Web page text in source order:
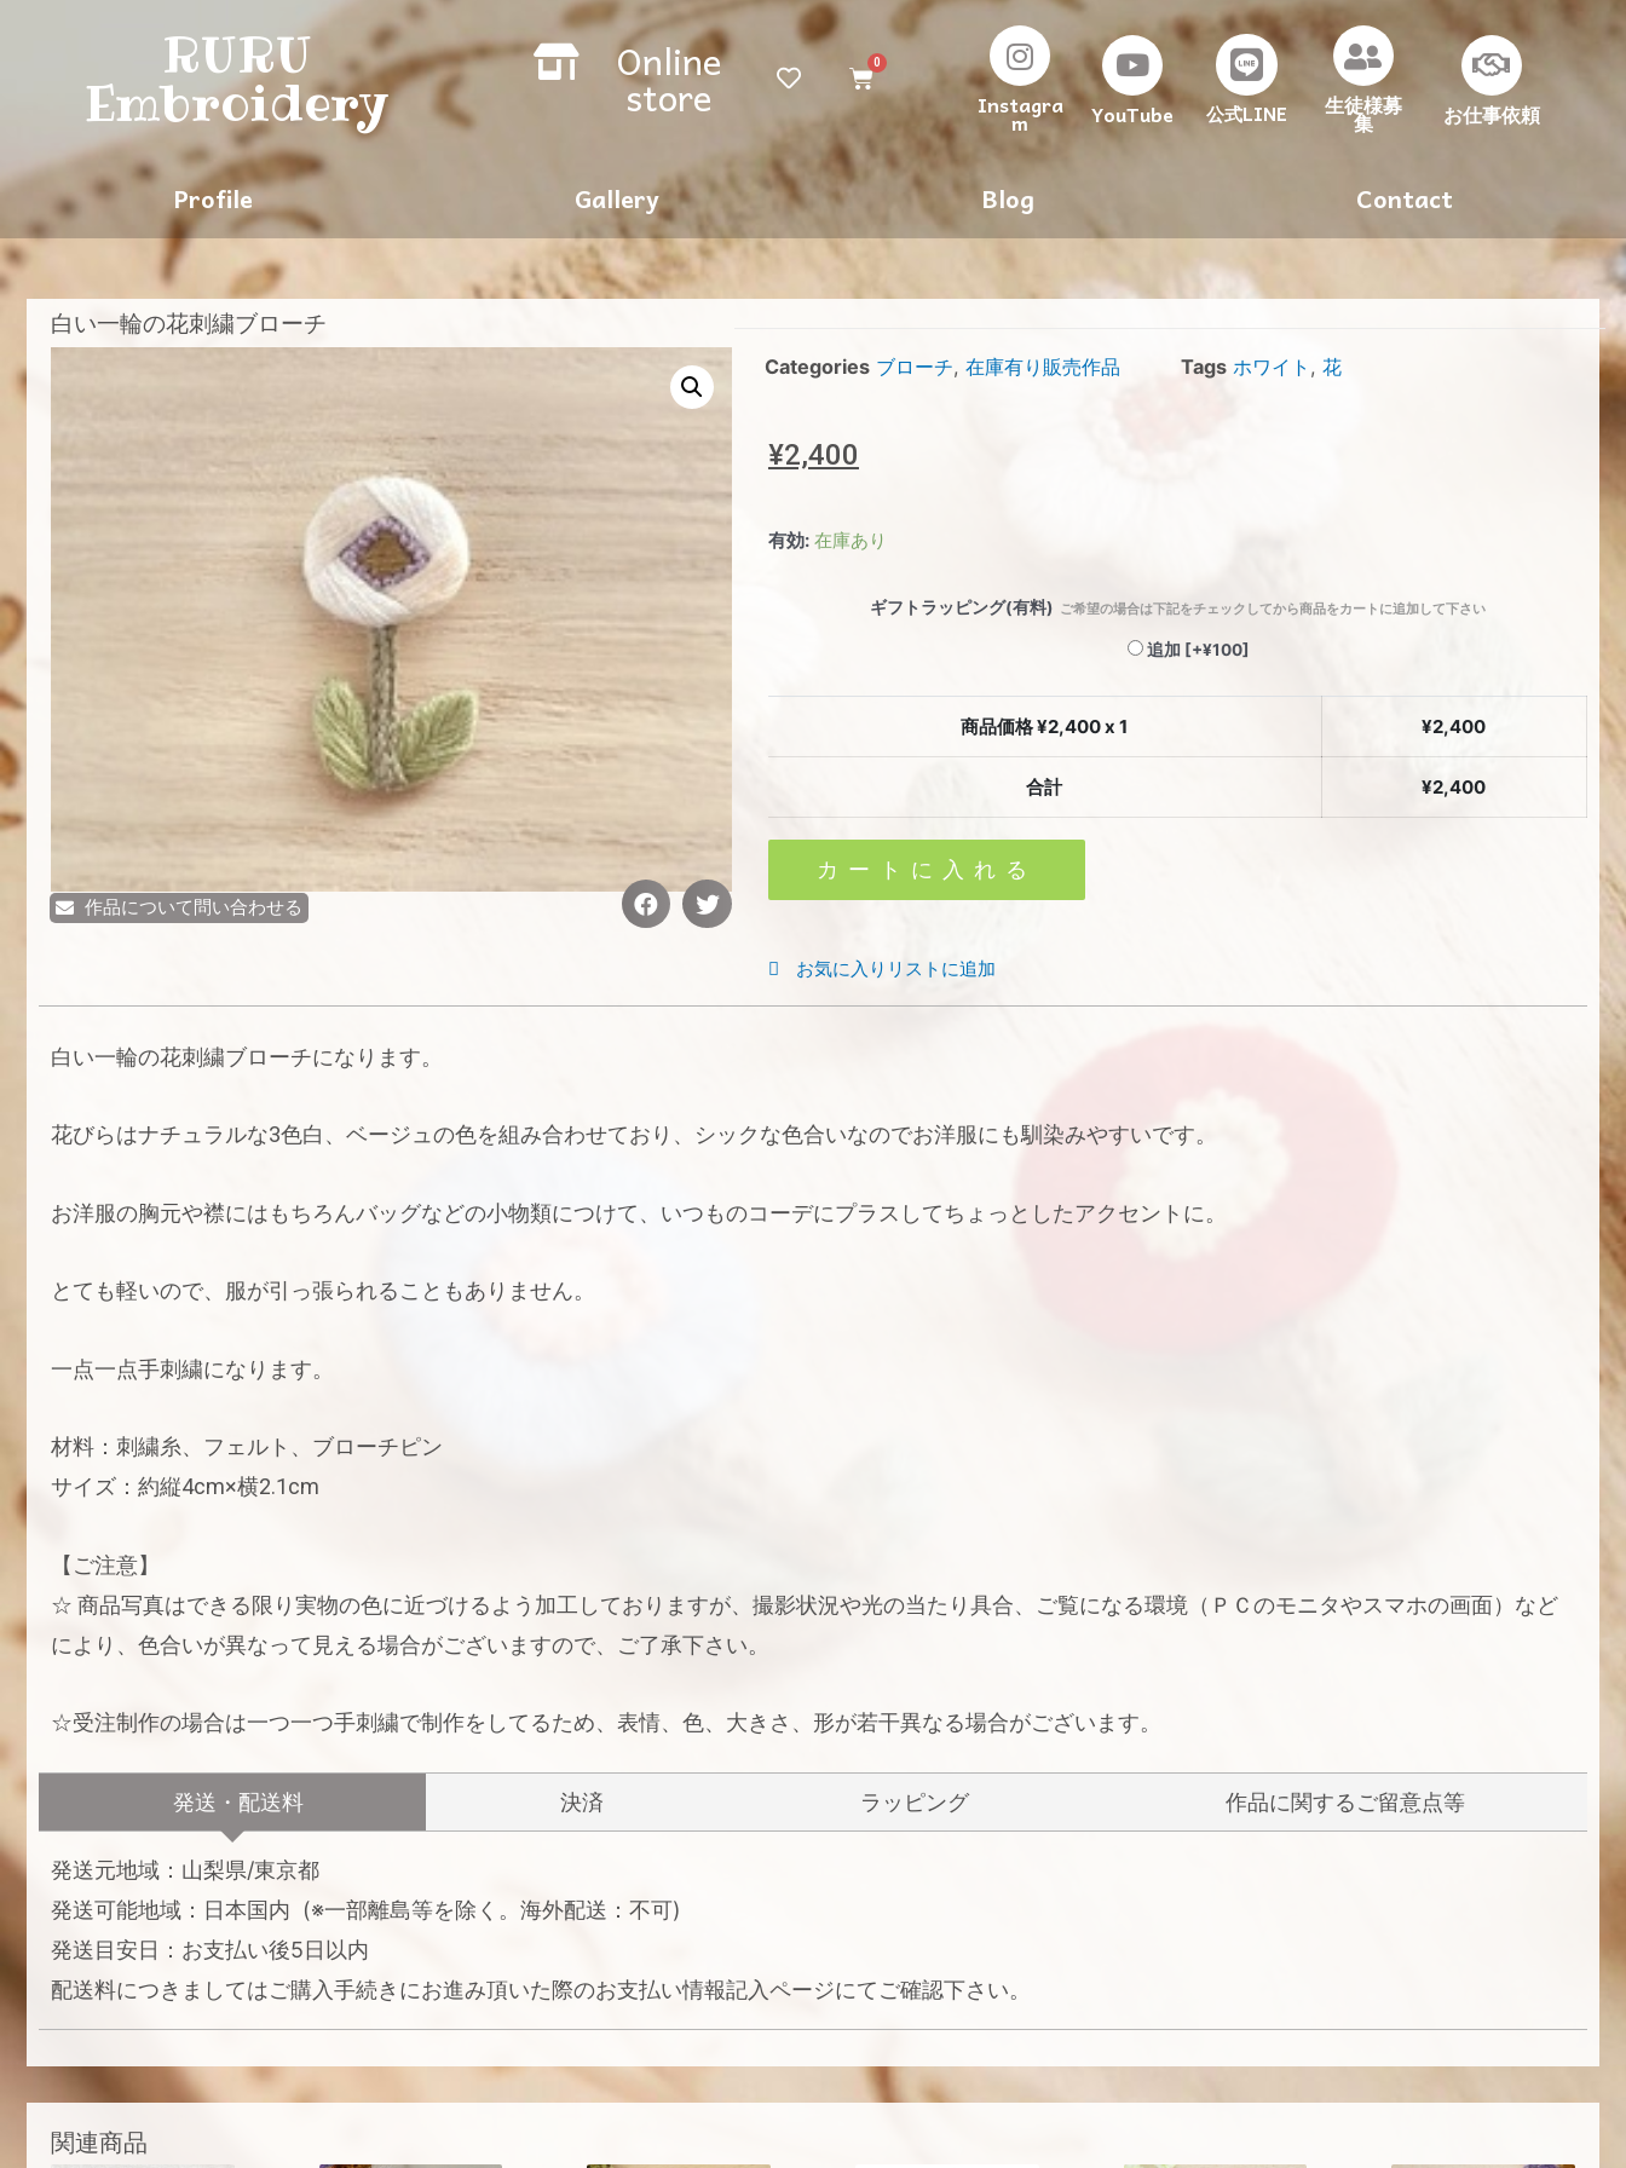
RURU
Embroidery
Online
store Instagra
m YouTube 公式LINE 生徒様募
集 お仕事依頼
Profile Gallery Blog Contact
白い一輪の花刺繍ブローチ
作品について問い合わせる
Categories ブローチ, 在庫有り販売作品 Tags ホワイト , 花
¥2,400
有効: 在庫あり
ギフトラッピング(有料) ご希望の場合は下記をチェックしてから商品をカートに追加して下さい
追加 [+¥100]
商品価格 ¥2,400x 1 ¥2,400
合計 ¥2,400
カートに入れる
お気に入りリストに追加
白い一輪の花刺繍ブローチになります。
花びらはナチュラルな3色白、ベージュの色を組み合わせており、シックな色合いなのでお洋服にも馴染みやすいです。
お洋服の胸元や襟にはもちろんバッグなどの小物類につけて、いつものコーデにプラスしてちょっとしたアクセントに。
とても軽いので、服が引っ張られることもありません。
一点一点手刺繍になります。
材料：刺繍糸、フェルト、ブローチピン
サイズ：約縦4cm×横2.1cm
【ご注意】
☆ 商品写真はできる限り実物の色に近づけるよう加工しておりますが、撮影状況や光の当たり具合、ご覧になる環境（ＰＣのモニタやスマホの画面）など
により、色合いが異なって見える場合がございますので、ご了承下さい。
☆受注制作の場合は一つ一つ手刺繍で制作をしてるため、表情、色、大きさ、形が若干異なる場合がございます。
発送・配送料 決済 ラッピング 作品に関するご留意点等
発送元地域：山梨県/東京都
発送可能地域：日本国内 (※一部離島等を除く。海外配送：不可)
発送目安日：お支払い後5日以内
配送料につきましてはご購入手続きにお進み頂いた際のお支払い情報記入ページにてご確認下さい。
関連商品